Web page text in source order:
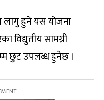
लागु हुने यस योजना
विद्युतीय सामग्री
छुट उपलब्ध हुनेछ ।